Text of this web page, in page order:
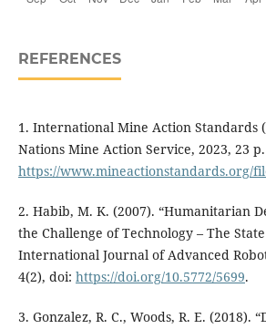
REFERENCES
1. International Mine Action Standards
Nations Mine Action Service, 2023, 23 p.
https://www.mineactionstandards.org/
2. Habib, M. K. (2007). “Humanitarian
the Challenge of Technology – The
International Journal of Advanced
4(2), doi: https://doi.org/10.5772/5699.
3. Gonzalez, R. C., Woods, R. E. (2018).